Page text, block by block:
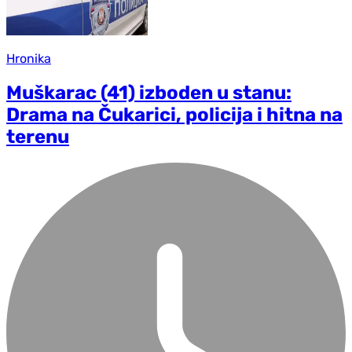
Hronika
Muškarac (41) izboden u stanu:
Drama na Čukarici, policija i hitna na
terenu